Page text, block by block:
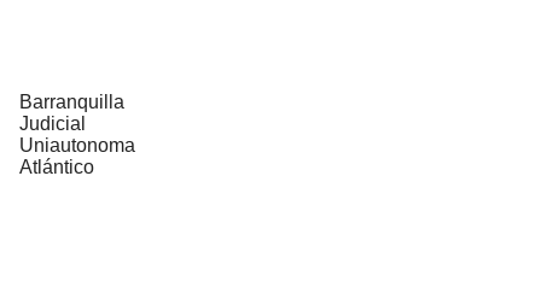
Barranquilla
Judicial
Uniautonoma
Atlántico